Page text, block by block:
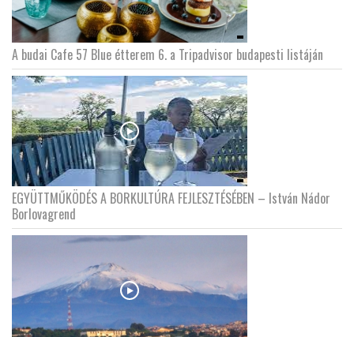
A budai Cafe 57 Blue étterem 6. a Tripadvisor budapesti listáján
EGYÜTTMŰKÖDÉS A BORKULTÚRA FEJLESZTÉSÉBEN – István Nádor
Borlovagrend